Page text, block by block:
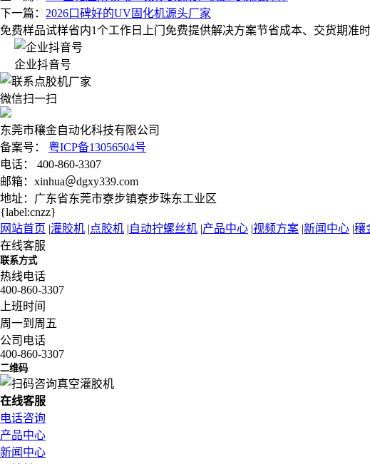
下一篇： 2026口碑好的UV固化机源头厂家
免费样品试样省内1个工作日上门 免费提供解决方案节省成本、交货期准时
企业抖音号
微信扫一扫
东莞市穰金自动化科技有限公司
备案号： 粤ICP备13056504号
电话： 400-860-3307
邮箱：xinhua＠dgxy339.com
地址：广东省东莞市寮步镇寮步珠东工业区
{label:cnzz}
网站首页 |灌胶机 |点胶机 |自动拧螺丝机 |产品中心 |视频方案 |新闻中心 |穰
在线客服
联系方式
热线电话
400-860-3307
上班时间
周一到周五
公司电话
400-860-3307
二维码
在线客服
电话咨询
产品中心
新闻中心